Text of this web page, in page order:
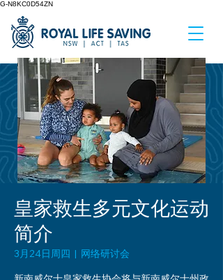
G-N8KC0D54ZN
皇家救生多元文化运动
简介
3月24日周四
  |
网络研讨会